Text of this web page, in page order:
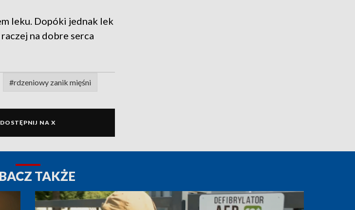
leku. Dopóki jednak lek
na dobre serca
#rdzeniowy zanik mięśni
NA X
TAKŻE